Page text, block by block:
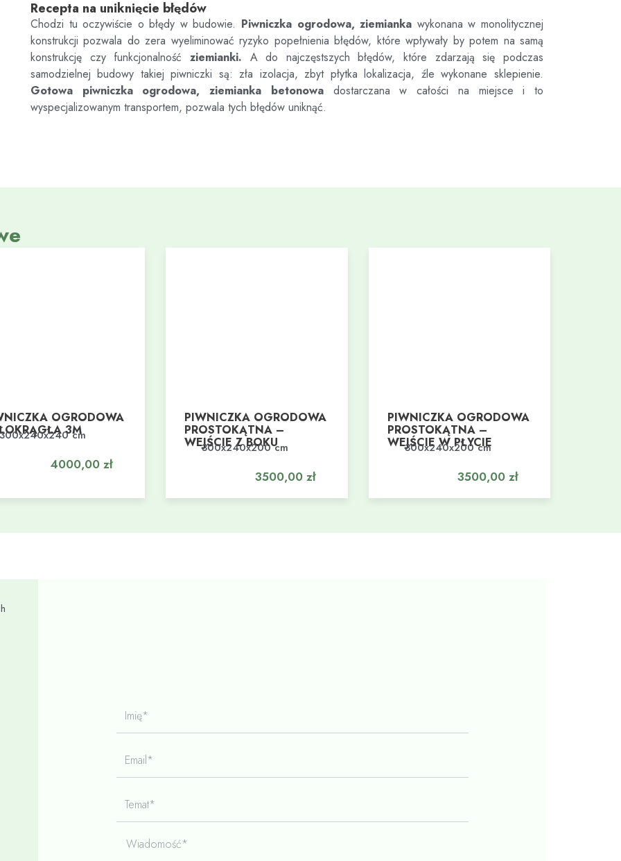
Recepta na uniknięcie błędów
Chodzi tu oczywiście o błędy w budowie. Piwniczka ogrodowa, ziemianka wykonana w monolitycznej
konstrukcji pozwala do zera wyeliminować ryzyko popełnienia błędów, które wpływały by potem na samą
konstrukcję czy funkcjonalność ziemianki. A do najczęstszych błędów, które zdarzają się podczas
samodzielnej budowy takiej piwniczki są: zła izolacja, zbyt płytka lokalizacja, źle wykonane sklepienie.
Gotowa piwniczka ogrodowa, ziemianka betonowadostarczana w całości na miejsce i to
wyspecjalizowanym transportem, pozwala tych błędów uniknąć.
OGRODOWA
3M
cm
4000,00 zł
do koszyka
PIWNICZKA OGRODOWA
PROSTOKĄTNA –
WEJŚCIE Z BOKU
300x240x200 cm
3500,00 zł
Dodaj do koszyka
PIWNICZKA OGRODOWA
PROSTOKĄTNA –
WEJŚCIE W PŁYCIE
300x240x200 cm
3500,00 zł
Dodaj do koszyka
Email*
Wiadomość*